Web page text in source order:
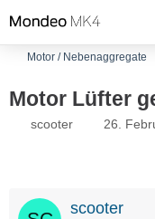
Motor / Nebenaggregate
Motor Lüfter
scooter 26.
scooter